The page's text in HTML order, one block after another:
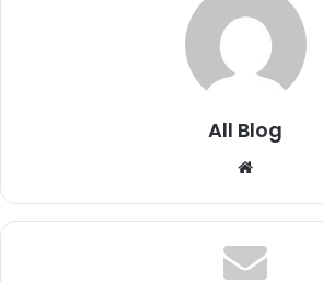
All Blog
Website